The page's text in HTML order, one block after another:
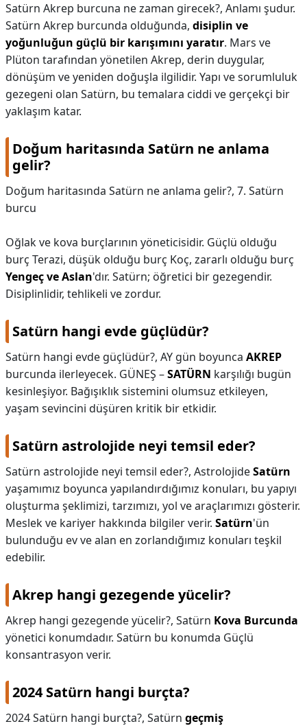
Satürn Akrep burcuna ne zaman girecek?, Anlamı şudur.
Satürn Akrep burcunda olduğunda, disiplin ve
yoğunluğun güçlü bir karışımını yaratır. Mars ve
Plüton tarafından yönetilen Akrep, derin duygular,
dönüşüm ve yeniden doğuşla ilgilidir. Yapı ve sorumluluk
gezegeni olan Satürn, bu temalara ciddi ve gerçekçi bir
yaklaşım katar.
Doğum haritasında Satürn ne anlama
gelir?
Doğum haritasında Satürn ne anlama gelir?, 7. Satürn
burcu
Oğlak ve kova burçlarının yöneticisidir. Güçlü olduğu
burç Terazi, düşük olduğu burç Koç, zararlı olduğu burç
Yengeç ve Aslan'dır. Satürn; öğretici bir gezegendir.
Disiplinlidir, tehlikeli ve zordur.
Satürn hangi evde güçlüdür?
Satürn hangi evde güçlüdür?, AY gün boyunca AKREP
burcunda ilerleyecek. GÜNEŞ –SATÜRN karşılığı bugün
kesinleşiyor. Bağışıklık sistemini olumsuz etkileyen,
yaşam sevincini düşüren kritik bir etkidir.
Satürn astrolojide neyi temsil eder?
Satürn astrolojide neyi temsil eder?, AstrolojideSatürn
yaşamımız boyunca yapılandırdığımız konuları, bu yapıyı
oluşturma şeklimizi, tarzımızı, yol ve araçlarımızı gösterir.
Meslek ve kariyer hakkında bilgiler verir. Satürn'ün
bulunduğu ev ve alan en zorlandığımız konuları teşkil
edebilir.
Akrep hangi gezegende yücelir?
Akrep hangi gezegende yücelir?, Satürn Kova Burcunda
yönetici konumdadır. Satürn bu konumda Güçlü
konsantrasyon verir.
2024 Satürn hangi burçta?
2024 Satürn hangi burçta?, Satürn geçmiş